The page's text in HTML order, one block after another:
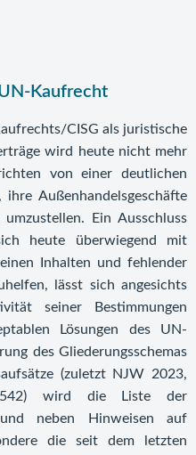
Kaufrecht
CISG als juristische
wird heute nicht mehr
von einer deutlichen
Außenhandelsgeschäfte
Ein Ausschluss
heute überwiegend mit
Inhalten und fehlender
lässt sich angesichts
seiner Bestimmungen
Lösungen des UN-
des Gliederungsschemas
(zuletzt NJW 2023,
) wird die Liste der
neben Hinweisen auf
die seit dem letzten